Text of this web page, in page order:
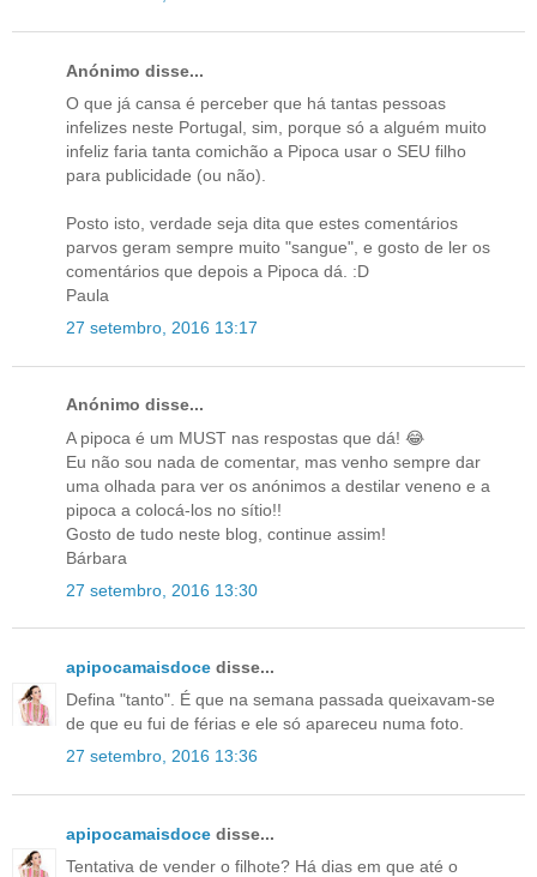
Anónimo disse...
O que já cansa é perceber que há tantas pessoas
infelizes neste Portugal, sim, porque só a alguém muito
infeliz faria tanta comichão a Pipoca usar o SEU filho
para publicidade (ou não).
Posto isto, verdade seja dita que estes comentários
parvos geram sempre muito "sangue", e gosto de ler os
comentários que depois a Pipoca dá. :D
Paula
27 setembro, 2016 13:17
Anónimo disse...
A pipoca é um MUST nas respostas que dá! 😂
Eu não sou nada de comentar, mas venho sempre dar
uma olhada para ver os anónimos a destilar veneno e a
pipoca a colocá-los no sítio!!
Gosto de tudo neste blog, continue assim!
Bárbara
27 setembro, 2016 13:30
apipocamaisdoce disse...
Defina "tanto". É que na semana passada queixavam-se
de que eu fui de férias e ele só apareceu numa foto.
27 setembro, 2016 13:36
apipocamaisdoce disse...
Tentativa de vender o filhote? Há dias em que até o